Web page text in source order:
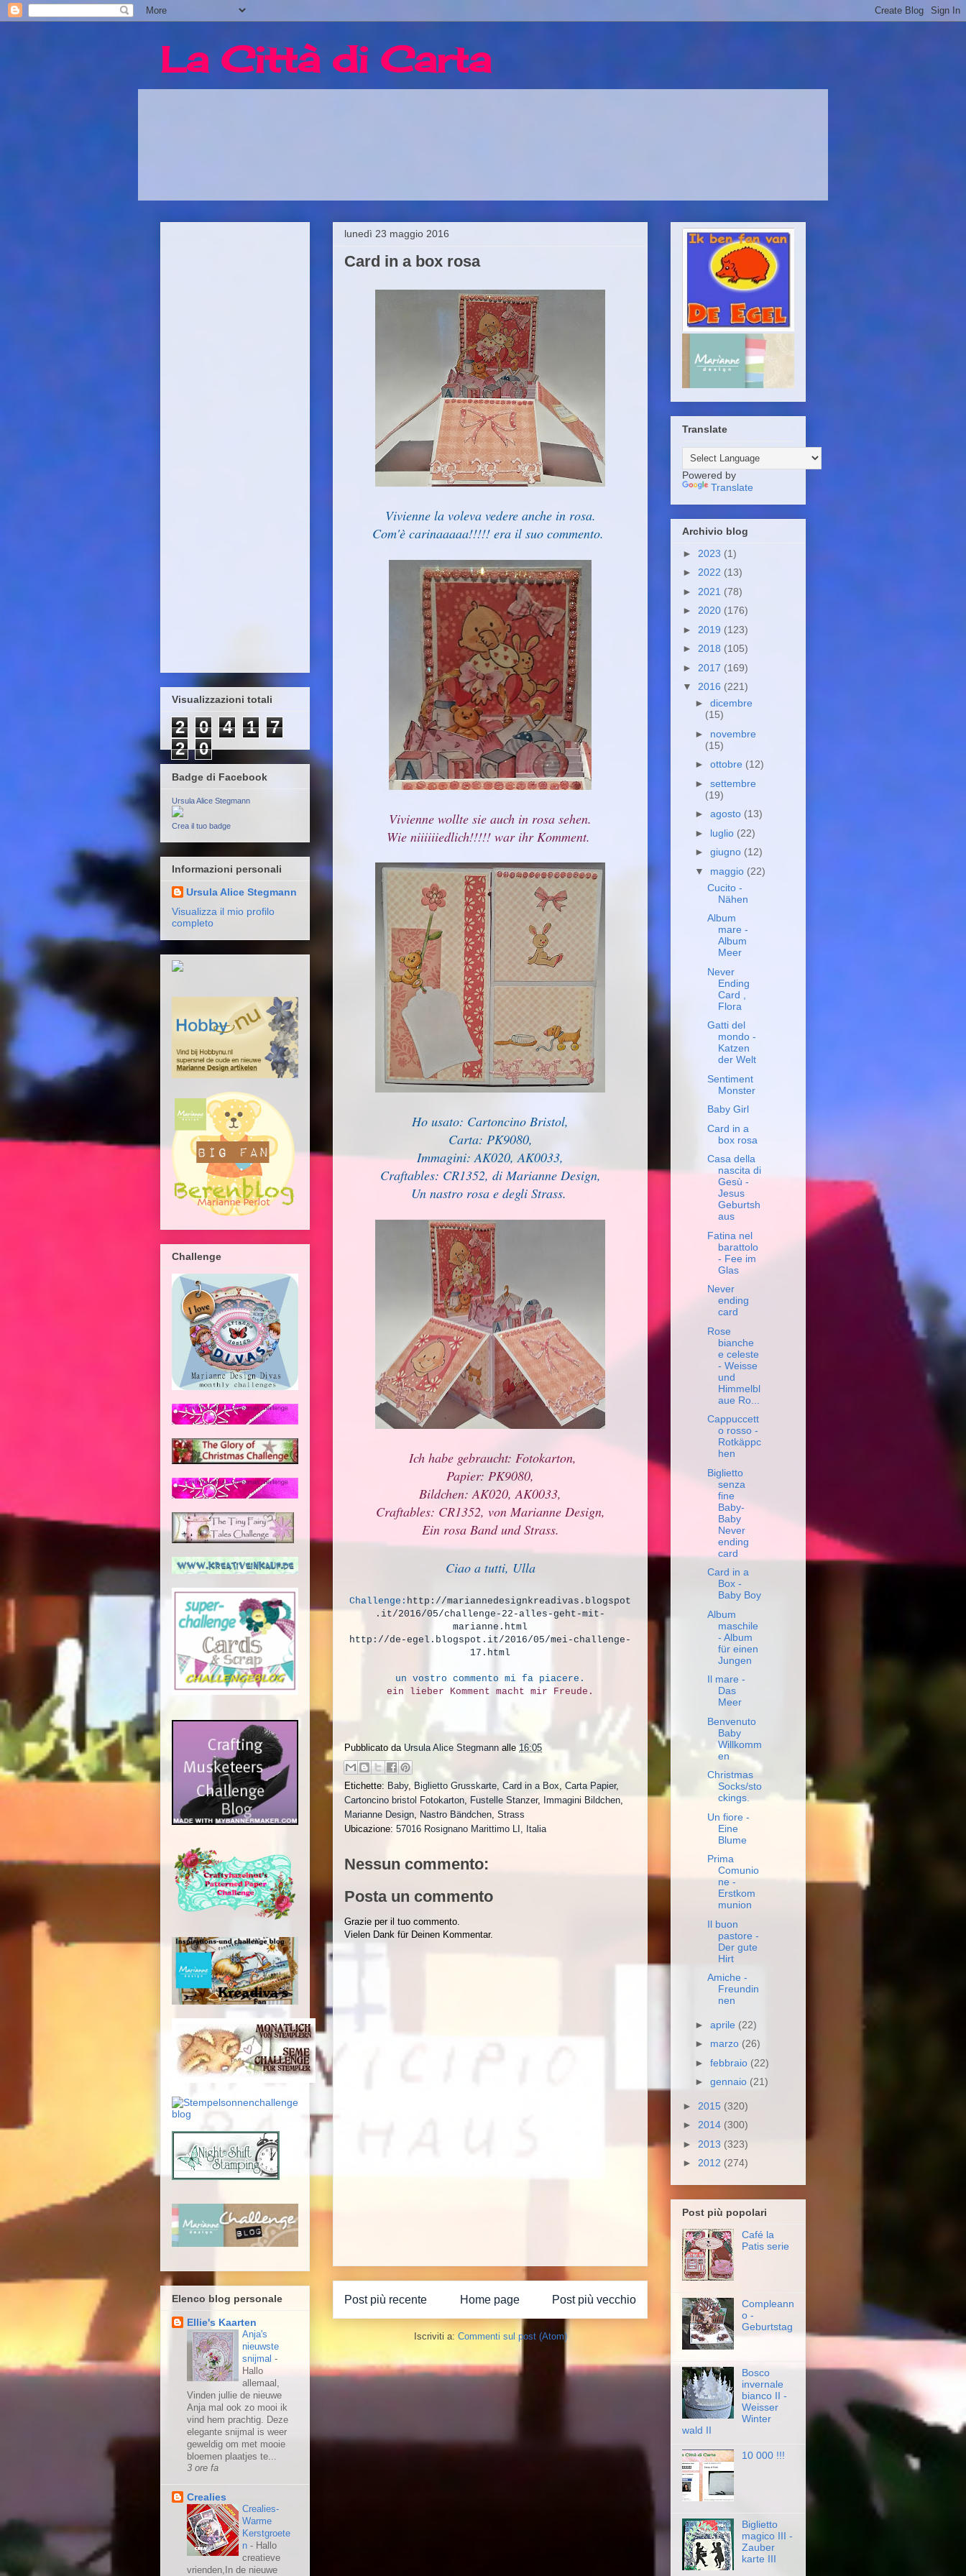
La Città di Carta
lunedì 23 maggio 2016
Card in a box rosa
Vivienne la voleva vedere anche in rosa.
Com'è carinaaaaa!!!!! era il suo commento.
Vivienne wollte sie auch in rosa sehen.
Wie niiiiiiedlich!!!!! war ihr Komment.
Ho usato: Cartoncino Bristol,
Carta: PK9080,
Immagini: AK020, AK0033,
Craftables: CR1352, di Marianne Design,
Un nastro rosa e degli Strass.
Ich habe gebraucht: Fotokarton,
Papier: PK9080,
Bildchen: AK020, AK0033,
Craftables: CR1352, von Marianne Design,
Ein rosa Band und Strass.
Ciao a tutti, Ulla
Challenge: http://mariannedesignkreadivas.blogspot
.it/2016/05/challenge-22-alles-geht-mit-
marianne.html
http://de-egel.blogspot.it/2016/05/mei-challenge-
17.html
un vostro commento mi fa piacere.
ein lieber Komment macht mir Freude.
Pubblicato da Ursula Alice Stegmann alle16:05
Etichette: Baby, Biglietto Grusskarte Card in a Box Carta Papier,
Cartoncino bristol Fotokarton Fustelle Stanzer, Immagini Bildchen
Marianne Design Nastro Bändchen Strass
Ubicazione: 57016 Rosignano Marittimo LI, Italia
Nessun commento:
Posta un commento
Grazie per il tuo commento.
Vielen Dank für Deinen Kommentar.
Post più recente Post più vecchio
Home page
Iscriviti a: Commenti sul post (Atom)
Visualizzazioni totali
2 0 4 1
7
2
0
Badge di Facebook
Ursula Alice Stegmann
Crea il tuo badge
Informazioni personali
Ursula Alice Stegmann
Visualizza il mio profilo
completo
Challenge
Elenco blog personale
Ellie's Kaarten
Anja's
nieuwste
snijmal -
Hallo
allemaal,
Vinden jullie de nieuwe
Anja mal ook zo mooi ik
vind hem prachtig. Deze
elegante snijmal is weer
geweldig om met mooie
bloemen plaatjes te...
3 ore fa
Crealies
Crealies-
Warme
Kerstgroete
n - Hallo
creatieve
vrienden,In de nieuwe
Translate
Powered by
Translate
Archivio blog
► 2023 (1)
► 2022 (13)
► 2021 (78)
► 2020 (176)
► 2019 (123)
► 2018 (105)
► 2017 (169)
▼ 2016 (221)
► dicembre
(15)
► novembre
(15)
► ottobre (12)
► settembre
(19)
► agosto (13)
► luglio (22)
► giugno (12)
▼ maggio (22)
Cucito -
Nähen
Album
mare -
Album
Meer
Never
Ending
Card ,
Flora
Gatti del
mondo -
Katzen
der Welt
Sentiment
Monster
Baby Girl
Card in a
box rosa
Casa della
nascita di
Gesù -
Jesus
Geburtsh
aus
Fatina nel
barattolo
- Fee im
Glas
Never
ending
card
Rose
bianche
e celeste
- Weisse
und
Himmelbl
aue Ro...
Cappuccett
o rosso -
Rotkäppc
hen
Biglietto
senza
fine
Baby-
Baby
Never
ending
card
Card in a
Box -
Baby Boy
Album
maschile
- Album
für einen
Jungen
Il mare -
Das
Meer
Benvenuto
Baby
Willkomm
en
Christmas
Socks/sto
ckings.
Un fiore -
Eine
Blume
Prima
Comunio
ne -
Erstkom
munion
Il buon
pastore -
Der gute
Hirt
Amiche -
Freundin
nen
► aprile (22)
► marzo (26)
► febbraio (22)
► gennaio (21)
► 2015 (320)
► 2014 (300)
► 2013 (323)
► 2012 (274)
Post più popolari
Café la
Patis serie
Compleann
o -
Geburtstag
Bosco
invernale
bianco II -
Weisser
Winter
wald II
10 000 !!!
Biglietto
magico III -
Zauber
karte III